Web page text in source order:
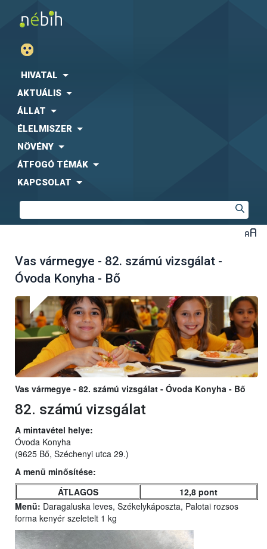
HIVATAL
AKTUÁLIS
ÁLLAT
ÉLELMISZER
NÖVÉNY
ÁTFOGÓ TÉMÁK
KAPCSOLAT
Vas vármegye - 82. számú vizsgálat -
Óvoda Konyha - Bő
Vas vármegye - 82. számú vizsgálat - Óvoda Konyha - Bő
82. számú vizsgálat
A mintavétel helye:
Óvoda Konyha
(9625 Bő, Széchenyi utca 29.)
A menü minősítése:
ÁTLAGOS
12,8 pont
Menü: Daragaluska leves, Székelykáposzta, Palotai rozsos
forma kenyér szeletelt 1 kg